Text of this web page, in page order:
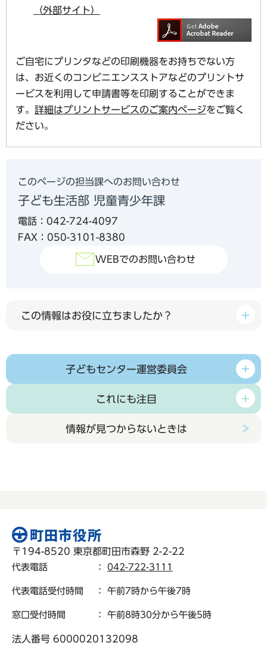
（外部サイト）
ご自宅にプリンタなどの印刷機器をお持ちでない方
は、お近くのコンビニエンスストアなどのプリントサ
ービスを利用して申請書等を印刷することができま
す。 詳細はプリントサービスのご案内ページをご覧く
ださい。
このページの担当課へのお問い合わせ
子ども生活部 児童青少年課
電話：042-724-4097
FAX：050-3101-8380
WEBでのお問い合わせ
この情報はお役に立ちましたか？
子どもセンター運営委員会
これにも注目
情報が見つからないときは
〒194-8520 東京都町田市森野 2-2-22
代表電話 ： 042-722-3111
代表電話受付時間 ： 午前7時から午後7時
窓口受付時間 ： 午前8時30分から午後5時
法人番号 6000020132098